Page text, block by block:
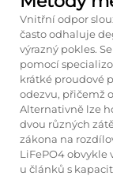
Vnitřní odpor
často odhaluje
výrazný pokles.
pomocí
krátké proudové
odezvu, přičemž
Alternativně lze
dvou různých
zákona na
LiFePO4
u článků s